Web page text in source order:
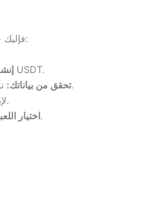
إذا كنت جديدًا في عالم مراهنات USDT، فإليك خطوات مهمة للبدء:
ابدأ بفتح حساب على منصة مراهنات تدعم USDT.
تحقق من بياناتك:تأكد من التأكد من هويتك ومعلومات الدفع التي قدمتها.
استخدم USDT لإيداع الأموال في حسابك.
اختيارحدد اللعبة أو الحدث الذي ترغب في المراهنة عليه.